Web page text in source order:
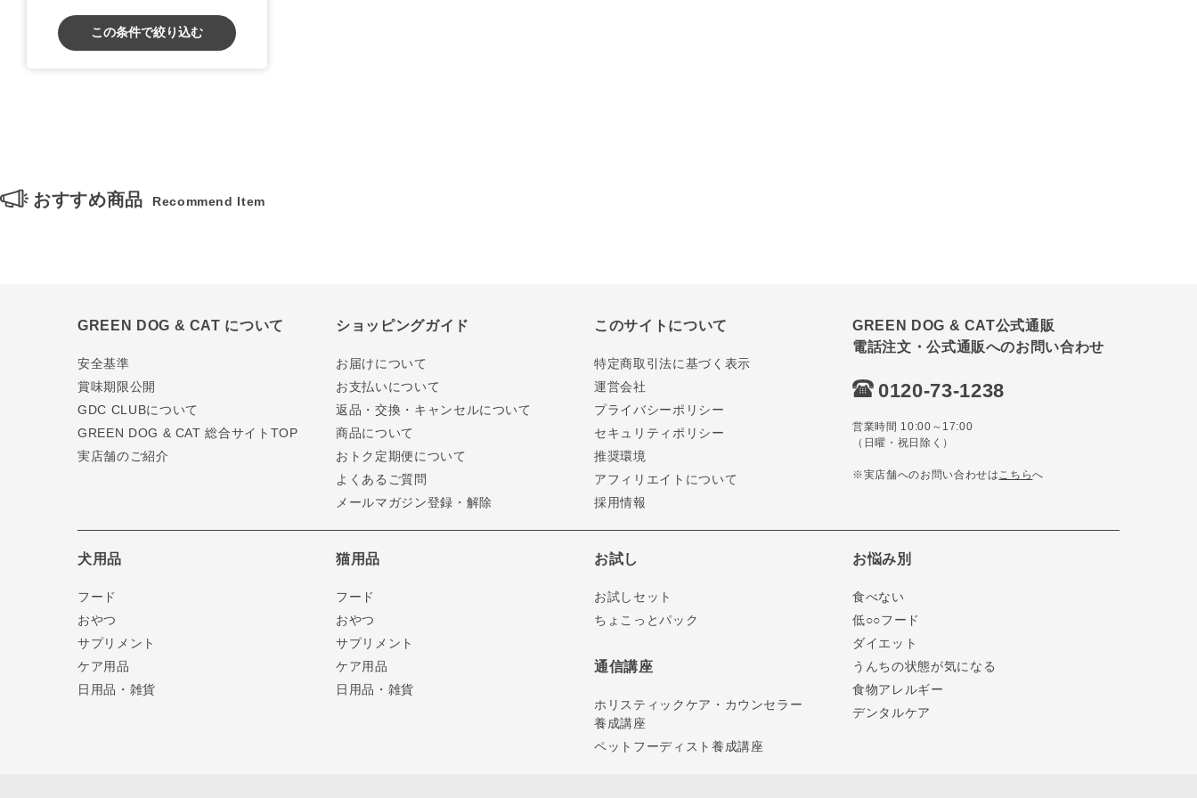
この条件で絞り込む
おすすめ商品 Recommend Item
GREEN DOG & CAT について
安全基準
賞味期限公開
GDC CLUBについて
GREEN DOG & CAT 総合サイトTOP
実店舗のご紹介
ショッピングガイド
お届けについて
お支払いについて
返品・交換・キャンセルについて
商品について
おトク定期便について
よくあるご質問
メールマガジン登録・解除
このサイトについて
特定商取引法に基づく表示
運営会社
プライバシーポリシー
セキュリティポリシー
推奨環境
アフィリエイトについて
採用情報
GREEN DOG & CAT公式通販
電話注文・公式通販へのお問い合わせ
0120-73-1238
営業時間 10:00～17:00
（日曜・祝日除く）
※実店舗へのお問い合わせはこちらへ
犬用品
フード
おやつ
サプリメント
ケア用品
日用品・雑貨
猫用品
フード
おやつ
サプリメント
ケア用品
日用品・雑貨
お試し
お試しセット
ちょこっとパック
通信講座
ホリスティックケア・カウンセラー
養成講座
ペットフーディスト養成講座
お悩み別
食べない
低○○フード
ダイエット
うんちの状態が気になる
食物アレルギー
デンタルケア